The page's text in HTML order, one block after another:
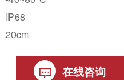
IP68
20cm
在线咨询